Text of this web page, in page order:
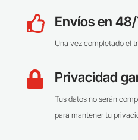
 Envíos en
Una vez completado el
 Privacidad
Tus datos no serán
para mantener tu